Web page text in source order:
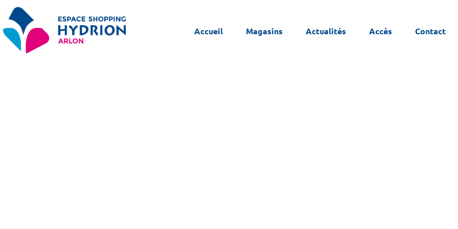
Accueil Magasins Actualités Accès Contact